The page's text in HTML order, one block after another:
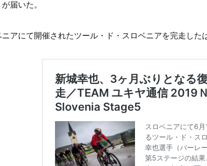
届いた。
アにて開催されたツール・ド・スロベニアを完走した